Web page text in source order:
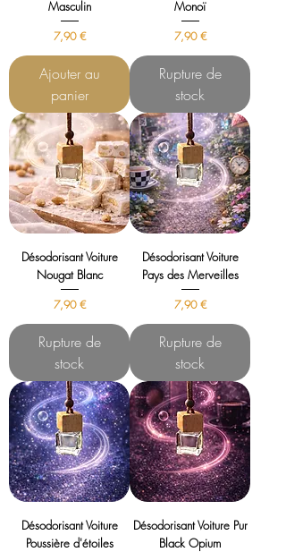
Masculin
Prix
7,90 €
Ajouter au
panier
Monoï
Prix
7,90 €
Rupture de
stock
Désodorisant Voiture
Nougat Blanc
Prix
7,90 €
Rupture de
stock
Désodorisant Voiture
Pays des Merveilles
Prix
7,90 €
Rupture de
stock
Désodorisant Voiture
Poussière d'étoiles
Désodorisant Voiture Pur
Black Opium